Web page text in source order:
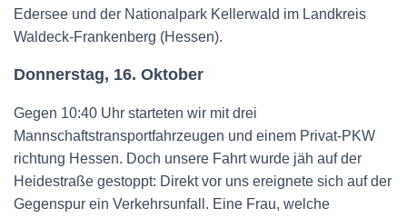
Edersee und der Nationalpark Kellerwald im Landkreis
Waldeck-Frankenberg (Hessen).
Donnerstag, 16. Oktober
Gegen 10:40 Uhr starteten wir mit drei
Mannschaftstransportfahrzeugen und einem Privat-PKW
richtung Hessen. Doch unsere Fahrt wurde jäh auf der
Heidestraße gestoppt: Direkt vor uns ereignete sich auf der
Gegenspur ein Verkehrsunfall. Eine Frau, welche